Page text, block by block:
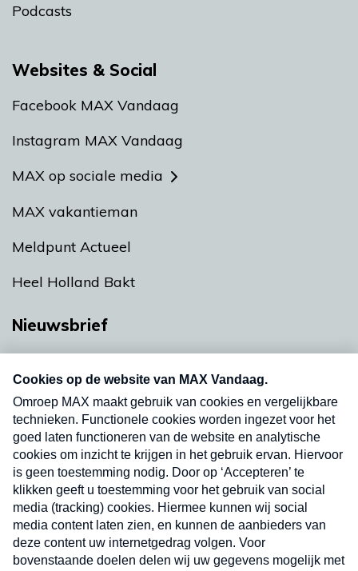
Podcasts
Websites & Social
Facebook MAX Vandaag
Instagram MAX Vandaag
MAX op sociale media
MAX vakantieman
Meldpunt Actueel
Heel Holland Bakt
Nieuwsbrief
nieuwsbrief. Elke vrijdag- en dinsdagochtend in
uw mailbox.
Verzend